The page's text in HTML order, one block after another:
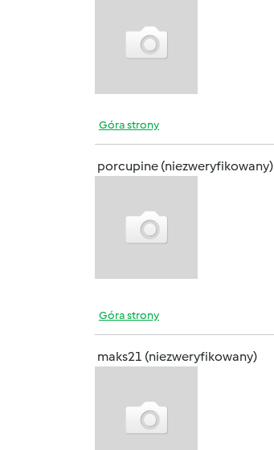
Góra strony
porcupine (niezweryfikowany)
Góra strony
maks21 (niezweryfikowany)